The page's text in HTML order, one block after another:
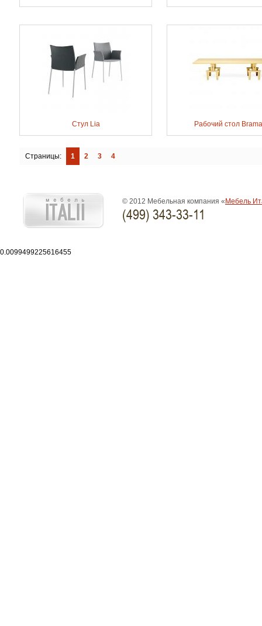
Стул Lia Рабочий стол
Страницы: 1 2 3 4
© 2012 Мебельная компания « Мебель
(499) 343-33-11
0.0099499225616455